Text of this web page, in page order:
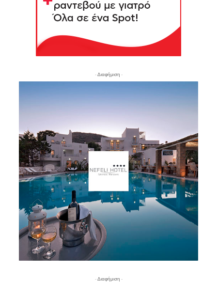
- Διαφήμιση -
- Διαφήμιση -